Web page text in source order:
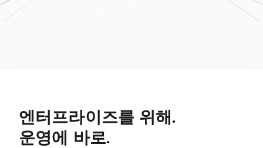
엔터프라이즈를 위해.
운영에 바로.